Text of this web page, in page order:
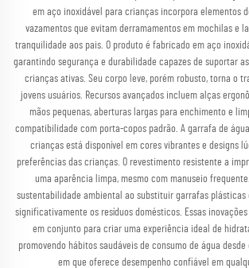
em aço inoxidável para crianças incorpora elementos
vazamentos que evitam derramamentos em mochilas e
tranquilidade aos pais. O produto é fabricado em aço
garantindo segurança e durabilidade capazes de suportar
crianças ativas. Seu corpo leve, porém robusto, torna o
jovens usuários. Recursos avançados incluem alças
mãos pequenas, aberturas largas para enchimento e
compatibilidade com porta-copos padrão. A garrafa de
crianças está disponível em cores vibrantes e designs
preferências das crianças. O revestimento resistente a
uma aparência limpa, mesmo com manuseio
sustentabilidade ambiental ao substituir garrafas plásticas
significativamente os resíduos domésticos. Essas
em conjunto para criar uma experiência ideal de
promovendo hábitos saudáveis de consumo de água
em que oferece desempenho confiável em